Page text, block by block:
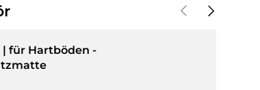
VorherigeNächste
| für Hartböden -
Preis